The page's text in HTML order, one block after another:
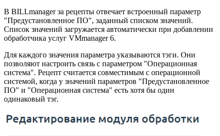
В BILLmanager за рецепты отвечает встроенный параметр
"Предустановленное ПО", заданный списком значений.
Список значений загружается автоматически при добавлении
обработчика услуг VMmanager 6.
Для каждого значения параметра указываются тэги. Они
позволяют настроить связь с параметром "Операционная
система". Рецепт считается совместимым с операционной
системой, когда у значений параметров "Предустановленное
ПО" и "Операционная система" есть хотя бы один
одинаковый тэг.